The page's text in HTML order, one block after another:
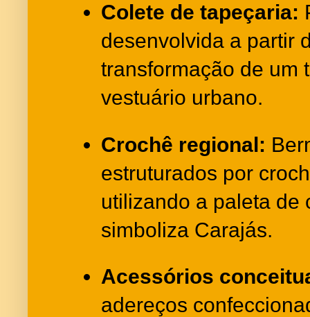
Colete de tapeçaria:
desenvolvida a partir
transformação de um
vestuário urbano.
Crochê regional:
estruturados por
utilizando a paleta de
simboliza Carajás.
Acessórios
adereços